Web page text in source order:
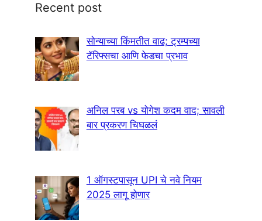
Recent post
सोन्याच्या किंमतीत वाढ; ट्रम्पच्या
टॅरिफ्सचा आणि फेडचा प्रभाव
अनिल परब vs योगेश कदम वाद; सावली
बार प्रकरण चिघळलं
1 ऑगस्टपासून UPI चे नवे नियम
2025 लागू होणार